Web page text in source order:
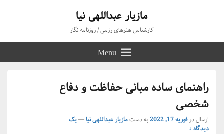
مازیار عبداللهی نیا
کارشناس هنرهای رزمی / روزنامه نگار
Menu
راهنمای ساده مبانی حفاظت و دفاع
شخصی
ارسال درفوریه 17, 2022 به دستمازیار عبداللهی نیا—یک
دیدگاه ↓